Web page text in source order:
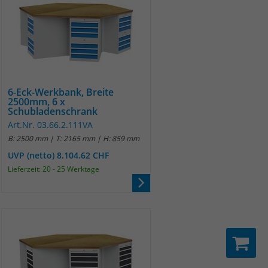
6-Eck-Werkbank, Breite
2500mm, 6 x
Schubladenschrank
Art.Nr. 03.66.2.111VA
B: 2500 mm | T: 2165 mm | H: 859 mm
UVP (netto) 8.104.62 CHF
Lieferzeit: 20 - 25 Werktage